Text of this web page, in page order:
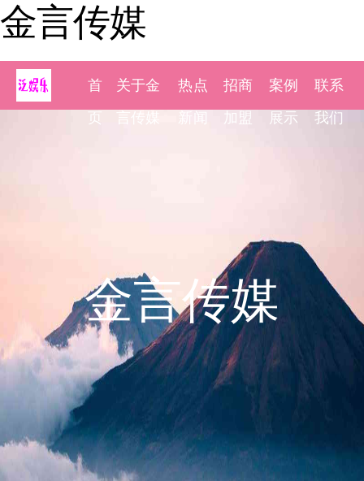
金言传媒
首
页
关于金
热点
新闻
招商
加盟
案例
展示
联系
我们
金言传媒